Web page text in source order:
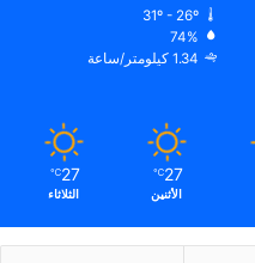
31º - 26º
74%
1.34 كيلومتر/ساعة
27
℃
الأثنين
27
℃
الثلاثاء